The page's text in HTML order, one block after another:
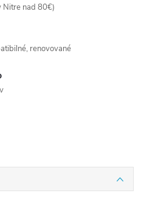
Nitre nad 80€)
renovované